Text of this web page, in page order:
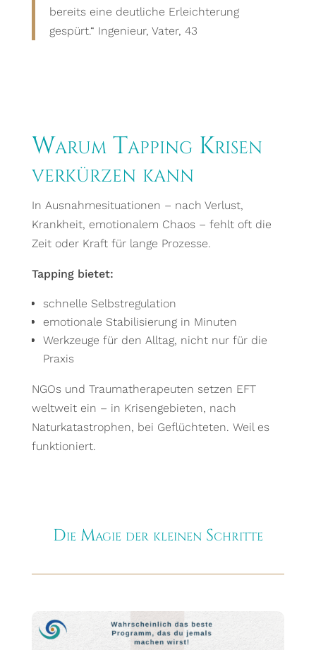
bereits eine deutliche Erleichterung
gespürt.“ Ingenieur, Vater, 43
Warum Tapping Krisen
verkürzen kann
In Ausnahmesituationen – nach Verlust,
Krankheit, emotionalem Chaos – fehlt oft die
Zeit oder Kraft für lange Prozesse.
Tapping bietet:
schnelle Selbstregulation
emotionale Stabilisierung in Minuten
Werkzeuge für den Alltag, nicht nur für die
Praxis
NGOs und Traumatherapeuten setzen EFT
weltweit ein – in Krisengebieten, nach
Naturkatastrophen, bei Geflüchteten. Weil es
funktioniert.
Die Magie der kleinen Schritte